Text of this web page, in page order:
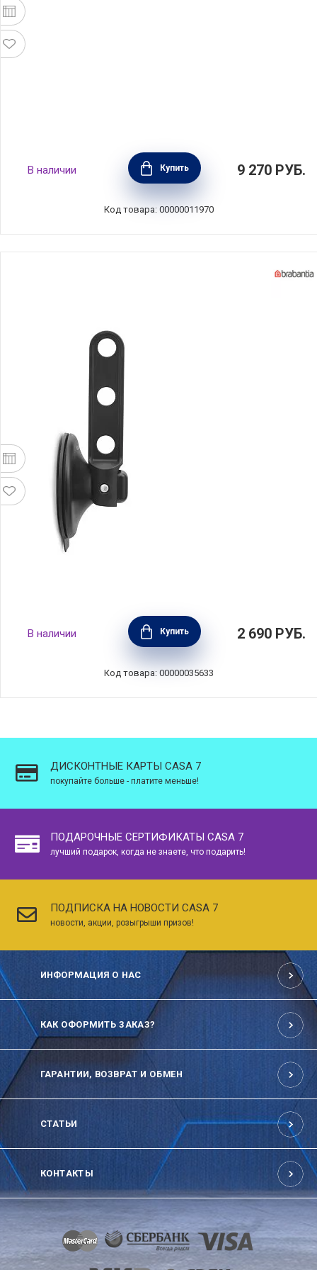
Вешалка настенная горизонтальная 8
крючков Flip 81,5х7х3,1 см, материал дерево
+ металл, Umbra, Канада, 318858-390
В наличии Купить 9 270 РУБ.
Код товара: 00000011970
Крючок для одежды на присоске, цвет
черный, Brabantia, Бельгия, 242823
В наличии Купить 2 690 РУБ.
Код товара: 00000035633
ДИСКОНТНЫЕ КАРТЫ CASA 7
покупайте больше - платите меньше!
ПОДАРОЧНЫЕ СЕРТИФИКАТЫ CASA 7
лучший подарок, когда не знаете, что подарить!
ПОДПИСКА НА НОВОСТИ CASA 7
новости, акции, розыгрыши призов!
ИНФОРМАЦИЯ О НАС
КАК ОФОРМИТЬ ЗАКАЗ?
ГАРАНТИИ, ВОЗВРАТ И ОБМЕН
СТАТЬИ
КОНТАКТЫ